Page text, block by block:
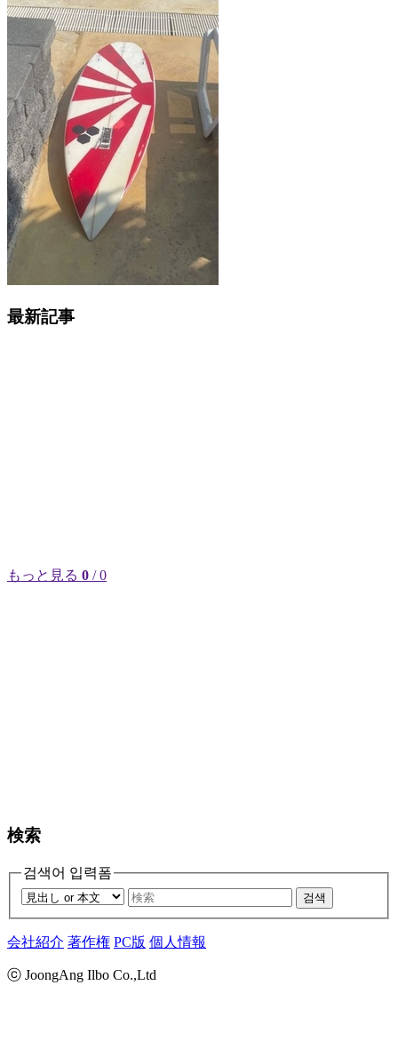
最新記事
もっと見る 0 / 0
検索
검색어 입력폼
검색
会社紹介 著作権 PC版 個人情報
ⓒ JoongAng Ilbo Co.,Ltd